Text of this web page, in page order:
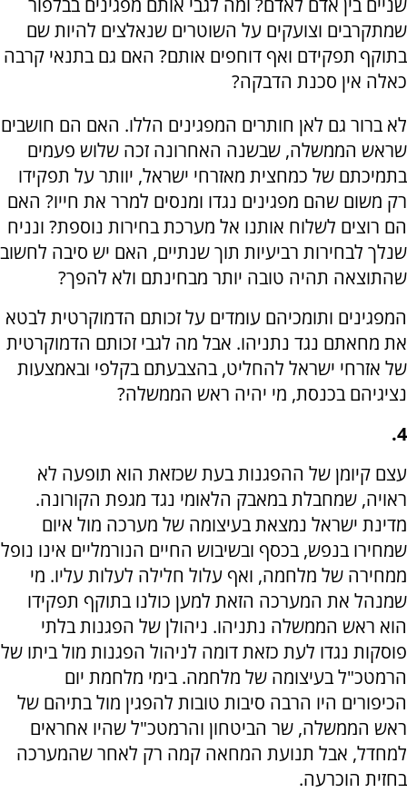
שניים בין אדם לאדם? ומה לגבי אותם מפגינים בבלפור
שמתקרבים וצועקים על השוטרים שנאלצים להיות שם
בתוקף תפקידם ואף דוחפים אותם? האם גם בתנאי קרבה
כאלה אין סכנת הדבקה?
לא ברור גם לאן חותרים המפגינים הללו. האם הם חושבים
שראש הממשלה, שבשנה האחרונה זכה שלוש פעמים
בתמיכתם של כמחצית מאזרחי ישראל, יוותר על תפקידו
רק משום שהם מפגינים נגדו ומנסים למרר את חייו? האם
הם רוצים לשלוח אותנו אל מערכת בחירות נוספת? ונניח
שנלך לבחירות רביעיות תוך שנתיים, האם יש סיבה לחשוב
שהתוצאה תהיה טובה יותר מבחינתם ולא להפך?
המפגינים ותומכיהם עומדים על זכותם הדמוקרטית לבטא
את מחאתם נגד נתניהו. אבל מה לגבי זכותם הדמוקרטית
של אזרחי ישראל להחליט, בהצבעתם בקלפי ובאמצעות
נציגיהם בכנסת, מי יהיה ראש הממשלה?
4.
עצם קיומן של ההפגנות בעת שכזאת הוא תופעה לא
ראויה, שמחבלת במאבק הלאומי נגד מגפת הקורונה.
מדינת ישראל נמצאת בעיצומה של מערכה מול איום
שמחירו בנפש, בכסף ובשיבוש החיים הנורמליים אינו נופל
ממחירה של מלחמה, ואף עלול חלילה לעלות עליו. מי
שמנהל את המערכה הזאת למען כולנו בתוקף תפקידו
הוא ראש הממשלה נתניהו. ניהולן של הפגנות בלתי
פוסקות נגדו לעת כזאת דומה לניהול הפגנות מול ביתו של
הרמטכ"ל בעיצומה של מלחמה. בימי מלחמת יום
הכיפורים היו הרבה סיבות טובות להפגין מול בתיהם של
ראש הממשלה, שר הביטחון והרמטכ"ל שהיו אחראים
למחדל, אבל תנועת המחאה קמה רק לאחר שהמערכה
בחזית הוכרעה.